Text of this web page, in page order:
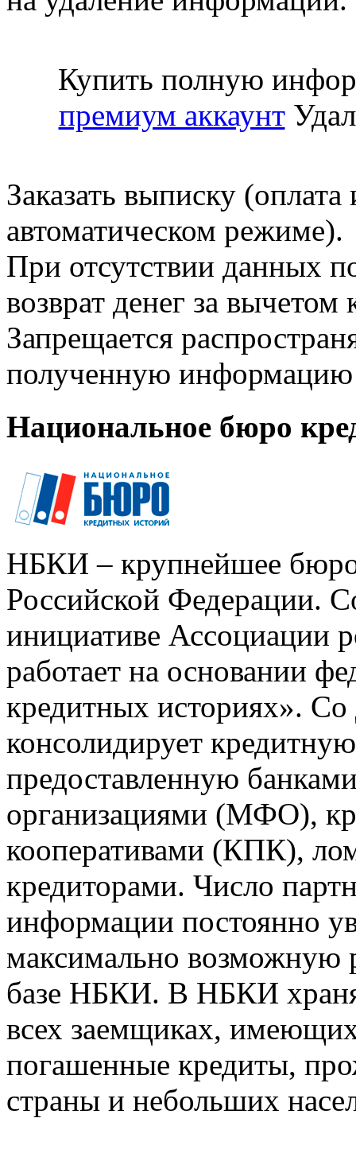
Купить полную
премиум аккаунт
Заказать выписку
автоматическом режиме).
При отсутствии данных
возврат денег за
Запрещается
полученную информацию
Национальное бюро
НБКИ – крупнейшее
Российской Федерации.
инициативе Ассоциации
работает на основании
кредитных историях».
консолидирует
предоставленную
организациями (МФО),
кооперативами (КПК),
кредиторами. Число
информации постоянно
максимально возможную
базе НБКИ. В НБКИ
всех заемщиках,
погашенные кредиты,
страны и небольших